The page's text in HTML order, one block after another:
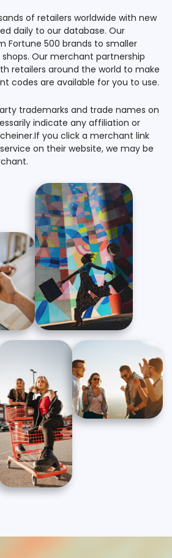
of retailers worldwide with new
daily to our database. Our
Fortune 500 brands to smaller
Our merchant partnership
retailers around the world to make
codes are available for you to use.
trademarks and trade names on
indicate any affiliation or
you click a merchant link
on their website, we may be